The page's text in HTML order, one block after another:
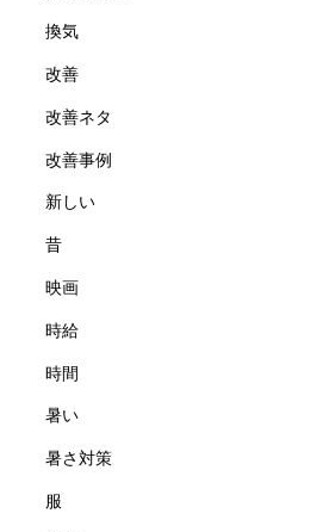
換気
改善
改善ネタ
改善事例
新しい
昔
映画
時給
時間
暑い
暑さ対策
服